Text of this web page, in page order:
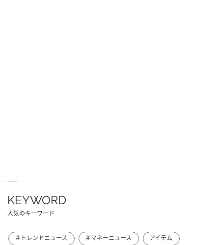
KEYWORD
人気のキーワード
＃トレンドニュース ＃マネーニュース
アイテム